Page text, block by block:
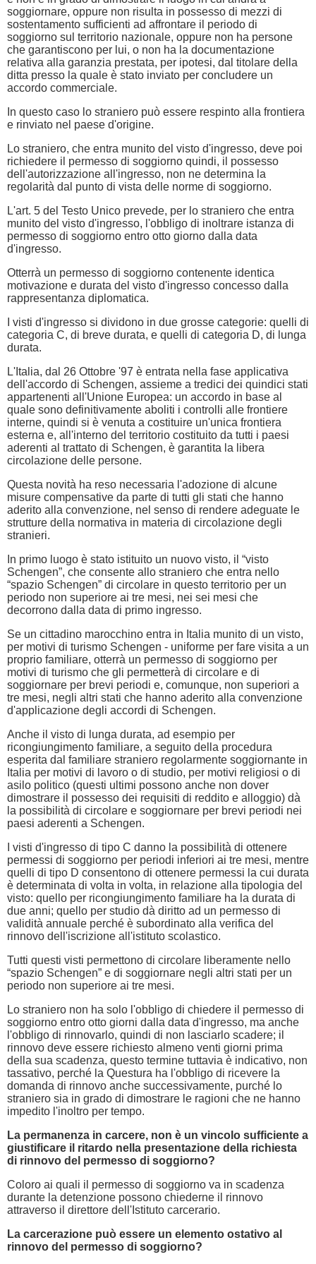
soggiornare, oppure non risulta in possesso di mezzi di
sostentamento sufficienti ad affrontare il periodo di
soggiorno sul territorio nazionale, oppure non ha persone
che garantiscono per lui, o non ha la documentazione
relativa alla garanzia prestata, per ipotesi, dal titolare della
ditta presso la quale è stato inviato per concludere un
accordo commerciale.
In questo caso lo straniero può essere respinto alla frontiera
e rinviato nel paese d'origine.
Lo straniero, che entra munito del visto d'ingresso, deve poi
richiedere il permesso di soggiorno quindi, il possesso
dell'autorizzazione all'ingresso, non ne determina la
regolarità dal punto di vista delle norme di soggiorno.
L'art. 5 del Testo Unico prevede, per lo straniero che entra
munito del visto d'ingresso, l'obbligo di inoltrare istanza di
permesso di soggiorno entro otto giorno dalla data
d'ingresso.
Otterrà un permesso di soggiorno contenente identica
motivazione e durata del visto d'ingresso concesso dalla
rappresentanza diplomatica.
I visti d'ingresso si dividono in due grosse categorie: quelli di
categoria C, di breve durata, e quelli di categoria D, di lunga
durata.
L'Italia, dal 26 Ottobre '97 è entrata nella fase applicativa
dell'accordo di Schengen, assieme a tredici dei quindici stati
appartenenti all'Unione Europea: un accordo in base al
quale sono definitivamente aboliti i controlli alle frontiere
interne, quindi si è venuta a costituire un'unica frontiera
esterna e, all'interno del territorio costituito da tutti i paesi
aderenti al trattato di Schengen, è garantita la libera
circolazione delle persone.
Questa novità ha reso necessaria l'adozione di alcune
misure compensative da parte di tutti gli stati che hanno
aderito alla convenzione, nel senso di rendere adeguate le
strutture della normativa in materia di circolazione degli
stranieri.
In primo luogo è stato istituito un nuovo visto, il “visto
Schengen”, che consente allo straniero che entra nello
“spazio Schengen” di circolare in questo territorio per un
periodo non superiore ai tre mesi, nei sei mesi che
decorrono dalla data di primo ingresso.
Se un cittadino marocchino entra in Italia munito di un visto,
per motivi di turismo Schengen - uniforme per fare visita a un
proprio familiare, otterrà un permesso di soggiorno per
motivi di turismo che gli permetterà di circolare e di
soggiornare per brevi periodi e, comunque, non superiori a
tre mesi, negli altri stati che hanno aderito alla convenzione
d'applicazione degli accordi di Schengen.
Anche il visto di lunga durata, ad esempio per
ricongiungimento familiare, a seguito della procedura
esperita dal familiare straniero regolarmente soggiornante in
Italia per motivi di lavoro o di studio, per motivi religiosi o di
asilo politico (questi ultimi possono anche non dover
dimostrare il possesso dei requisiti di reddito e alloggio) dà
la possibilità di circolare e soggiornare per brevi periodi nei
paesi aderenti a Schengen.
I visti d'ingresso di tipo C danno la possibilità di ottenere
permessi di soggiorno per periodi inferiori ai tre mesi, mentre
quelli di tipo D consentono di ottenere permessi la cui durata
è determinata di volta in volta, in relazione alla tipologia del
visto: quello per ricongiungimento familiare ha la durata di
due anni; quello per studio dà diritto ad un permesso di
validità annuale perché è subordinato alla verifica del
rinnovo dell'iscrizione all'istituto scolastico.
Tutti questi visti permettono di circolare liberamente nello
“spazio Schengen” e di soggiornare negli altri stati per un
periodo non superiore ai tre mesi.
Lo straniero non ha solo l'obbligo di chiedere il permesso di
soggiorno entro otto giorni dalla data d'ingresso, ma anche
l'obbligo di rinnovarlo, quindi di non lasciarlo scadere; il
rinnovo deve essere richiesto almeno venti giorni prima
della sua scadenza, questo termine tuttavia è indicativo, non
tassativo, perché la Questura ha l'obbligo di ricevere la
domanda di rinnovo anche successivamente, purché lo
straniero sia in grado di dimostrare le ragioni che ne hanno
impedito l'inoltro per tempo.
La permanenza in carcere, non è un vincolo sufficiente a
giustificare il ritardo nella presentazione della richiesta
di rinnovo del permesso di soggiorno?
Coloro ai quali il permesso di soggiorno va in scadenza
durante la detenzione possono chiederne il rinnovo
attraverso il direttore dell'Istituto carcerario.
La carcerazione può essere un elemento ostativo al
rinnovo del permesso di soggiorno?